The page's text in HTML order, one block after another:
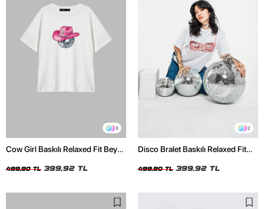
3
Cow Girl Baskılı Relaxed Fit Beyaz
499,90 TL 399,92 TL
2
Disco Bralet Baskılı Relaxed Fit
499,90 TL 399,92 TL